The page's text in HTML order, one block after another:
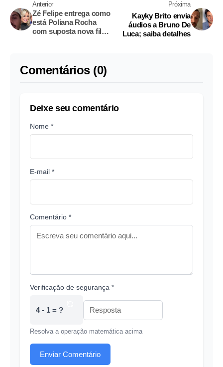
Anterior
Zé Felipe entrega como
está Poliana Rocha
com suposta nova filha
Próxima
Kayky Brito envia
áudios a Bruno De
Luca; saiba detalhes
Comentários (0)
Deixe seu comentário
Nome *
E-mail *
Comentário *
Verificação de segurança *
4 - 1 = ?
Resolva a operação matemática acima
Enviar Comentário